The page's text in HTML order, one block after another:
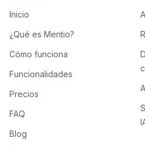
Inicio
¿Qué es Mentio?
Cómo funciona
Funcionalidades
Precios
FAQ
Blog